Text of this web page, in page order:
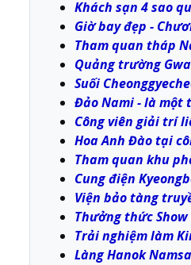
Khách sạn 4 sao
Giờ bay đẹp -
Tham quan tháp
Quảng trường
Suối
Đảo Nami - là một
Công viên giải trí
Hoa Anh Đào tại
Tham quan khu
Cung điện
Viện bảo tàng
Thưởng thức
Trải nghiệm làm
Làng Hanok